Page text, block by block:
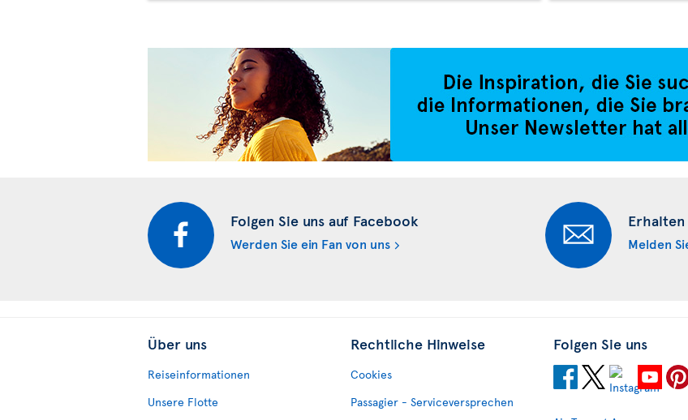
Folgen Sie uns auf Facebook
Werden Sie ein Fan von uns Melden
Über uns
Reiseinformationen
Unsere Flotte
Rechtliche Hinweise
Cookies
Passagier - Serviceversprechen
Folgen Sie uns